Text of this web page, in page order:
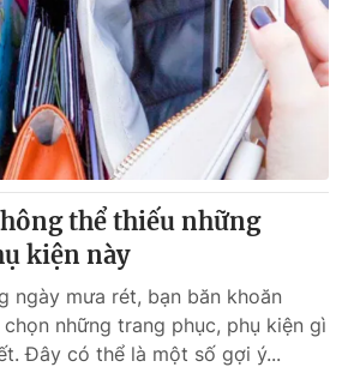
thể thiếu những
kiện này
ngày mưa rét, bạn băn khoăn
những trang phục, phụ kiện gì
Đây có thể là một số gợi ý...